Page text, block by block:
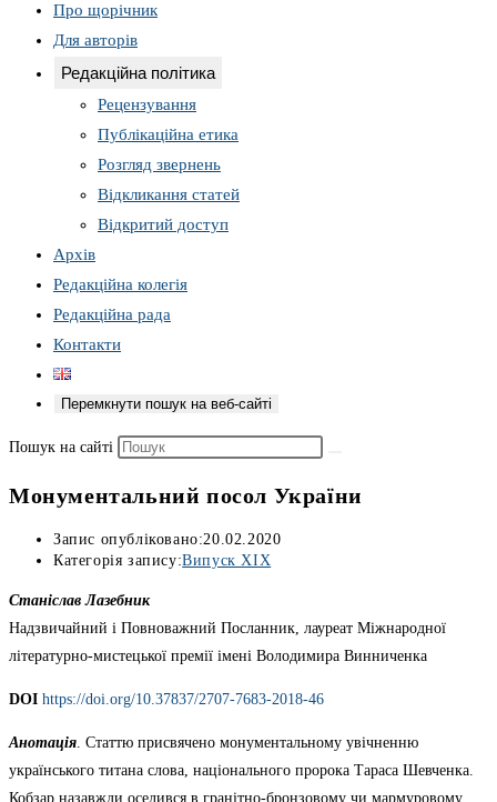
Про щорічник
Для авторів
Редакційна політика
Рецензування
Публікаційна етика
Розгляд звернень
Відкликання статей
Відкритий доступ
Архів
Редакційна колегія
Редакційна рада
Контакти
Перемкнути пошук на веб-сайті
Пошук на сайті
Монументальний посол України
Запис опубліковано:20.02.2020
Категорія запису:Випуск XIX
Станіслав Лазебник
Надзвичайний і Повноважний Посланник, лауреат Міжнародної
літературно-мистецької премії імені Володимира Винниченка
DOІ https://doi.org/10.37837/2707-7683-2018-46
Анотація. Статтю присвячено монументальному увічненню
українського титана слова, національного пророка Тараса Шевченка.
Кобзар назавжди оселився в гранітно-бронзовому чи мармуровому